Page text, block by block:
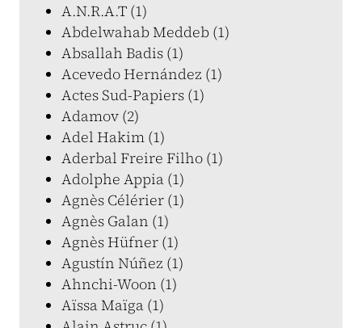
A.N.R.A.T (1)
Abdelwahab Meddeb (1)
Absallah Badis (1)
Acevedo Hernández (1)
Actes Sud-Papiers (1)
Adamov (2)
Adel Hakim (1)
Aderbal Freire Filho (1)
Adolphe Appia (1)
Agnès Célérier (1)
Agnès Galan (1)
Agnès Hüfner (1)
Agustín Núñez (1)
Ahnchi-Woon (1)
Aïssa Maïga (1)